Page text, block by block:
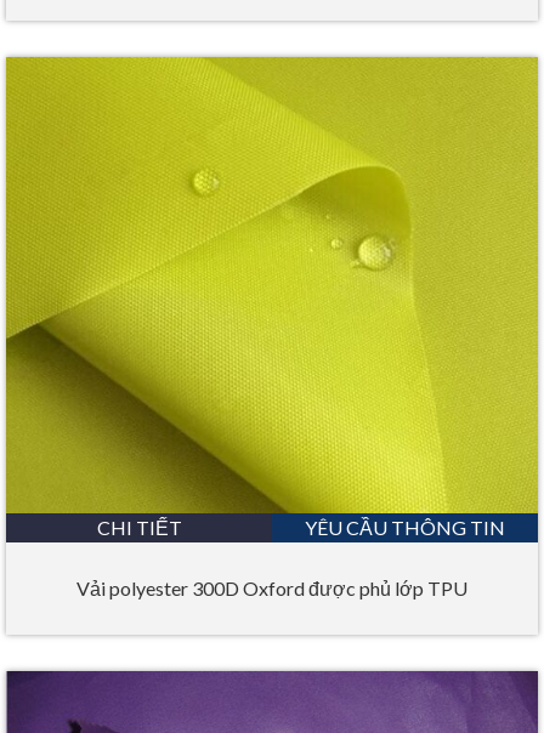
CHI TIẾT YÊU CẦU THÔNG TIN
Vải polyester 300D Oxford được phủ lớp TPU